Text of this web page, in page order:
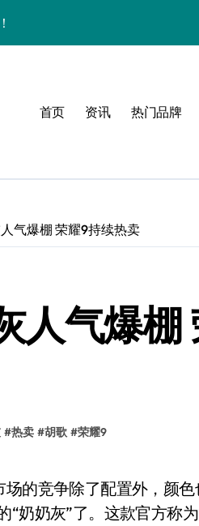
！
机分享员必看
加倍！
限畅玩
瞬惊艳
潮到没朋友
首页 资讯 热门品牌
气爆棚 荣耀9持续热卖
人气爆棚
#热卖 #胡歌 #荣耀9
奶奶灰”了。这款官方称